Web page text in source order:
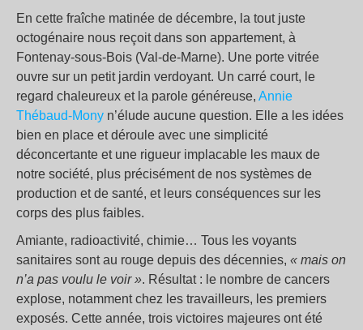
En cette fraîche matinée de décembre, la tout juste
octogénaire nous reçoit dans son appartement, à
Fontenay-sous-Bois (Val-de-Marne). Une porte vitrée
ouvre sur un petit jardin verdoyant. Un carré court, le
regard chaleureux et la parole généreuse, Annie
Thébaud-Mony n’élude aucune question. Elle a les idées
bien en place et déroule avec une simplicité
déconcertante et une rigueur implacable les maux de
notre société, plus précisément de nos systèmes de
production et de santé, et leurs conséquences sur les
corps des plus faibles.
Amiante, radioactivité, chimie… Tous les voyants
sanitaires sont au rouge depuis des décennies, « mais on
n’a pas voulu le voir ». Résultat : le nombre de cancers
explose, notamment chez les travailleurs, les premiers
exposés. Cette année, trois victoires majeures ont été